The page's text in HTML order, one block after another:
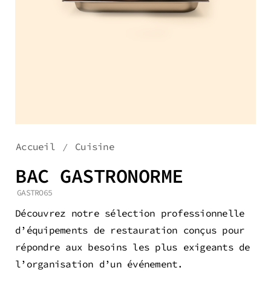
Accueil / Cuisine
BAC GASTRONORME
GASTRO65
Découvrez notre sélection professionnelle
d’équipements de restauration conçus pour
répondre aux besoins les plus exigeants de
l’organisation d’un événement.